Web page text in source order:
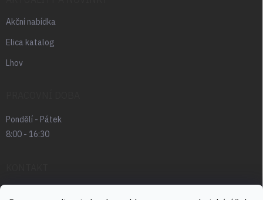
Akční nabídka
Elica katalog
Lhov
Pondělí - Pátek
8:00 - 16:30